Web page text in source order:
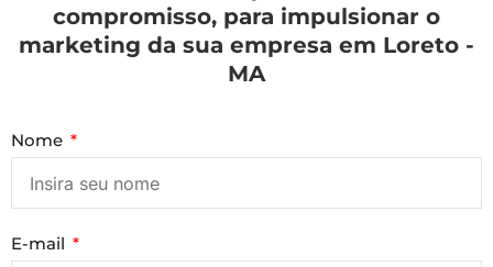
compromisso, para impulsionar o
marketing da sua empresa em Loreto -
MA
Nome
E-mail